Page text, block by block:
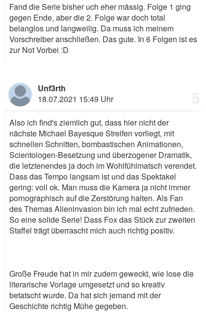
Fand die Serie bisher uch eher mässig. Folge 1 ging
gegen Ende, aber die 2. Folge war doch total
belanglos und langweilig. Da muss ich meinem
Vorschreiber anschließen. Das gute. In 6 Folgen ist es
zur Not Vorbei :D
Unf3rth
18.07.2021 15:49 Uhr
Also ich find's ziemlich gut, dass hier nicht der
nächste Michael Bayesque Streifen vorliegt, mit
schnellen Schnitten, bombastischen Animationen,
Scientologen-Besetzung und überzogener Dramatik,
die letztenendes ja doch im Wohlfühlmatsch verendet.
Dass das Tempo langsam ist und das Spektakel
gering: voll ok. Man muss die Kamera ja nicht immer
pornographisch auf die Zerstörung halten. Als Fan
des Themas Alieninvasion bin ich mal echt zufrieden.
So eine solide Serie! Dass Fox das Stück zur zweiten
Staffel trägt überrascht mich auch richtig positiv.
Große Freude hat in mir zudem geweckt, wie lose die
literarische Vorlage umgesetzt und so kreativ
betatscht wurde. Da hat sich jemand mit der
Geschichte richtig Mühe gegeben.